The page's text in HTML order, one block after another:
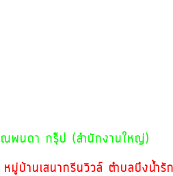
พนดา กรุ๊ป (สำนักงานใหญ่)
านเสนากรีนวิวล์ ตำบลบึงน้ำรั